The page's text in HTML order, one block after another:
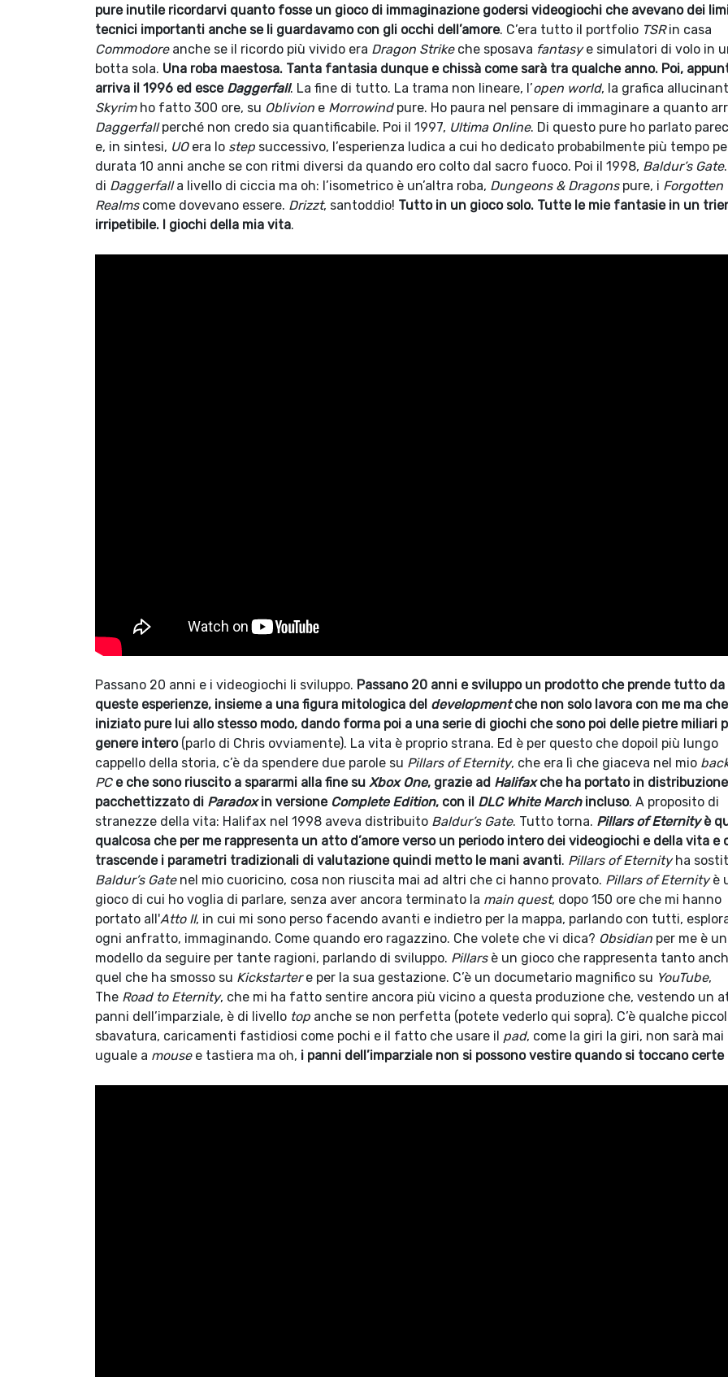
pure inutile ricordarvi quanto fosse un gioco di immaginazione godersi videogiochi che avevano dei
tecnici importanti anche se li guardavamo con gli occhi dell’amore. C’era tutto il portfolio TSRin casa
Commodore anche se il ricordo più vivido era Dragon Strikeche sposava fantasye simulatori di volo in
botta sola. Una roba maestosa. Tanta fantasia dunque e chissà come sarà tra qualche anno. Poi,
arriva il 1996 ed esce Daggerfall. La fine di tutto. La trama non lineare, l’open world, la grafica
Skyrimho fatto 300 ore, su Oblivion e Morrowindpure. Ho paura nel pensare di immaginare a quanto
Daggerfallperché non credo sia quantificabile. Poi il 1997, Ultima Online. Di questo pure ho parlato
e, in sintesi, UO era lo step successivo, l’esperienza ludica a cui ho dedicato probabilmente più tempo
durata 10 anni anche se con ritmi diversi da quando ero colto dal sacro fuoco. Poi il 1998, Baldur’s Gate
di Daggerfalla livello di ciccia ma oh: l’isometrico è un’altra roba, Dungeons & Dragonspure, i Forgotten
Realms come dovevano essere. Drizzt, santoddio! Tutto in un gioco solo. Tutte le mie fantasie in un
irripetibile. I giochi della mia vita.
Passano 20 anni e i videogiochi li sviluppo. Passano 20 anni e sviluppo un prodotto che prende tutto da
queste esperienze, insieme a una figura mitologica del developmentche non solo lavora con me ma
iniziato pure lui allo stesso modo, dando forma poi a una serie di giochi che sono poi delle pietre miliari
genere intero(parlo di Chris ovviamente). La vita è proprio strana. Ed è per questo che dopoil più lungo
cappello della storia, c’è da spendere due parole su Pillars of Eternity, che era lì che giaceva nel mio
PCe che sono riuscito a spararmi alla fine su Xbox One, grazie ad Halifaxche ha portato in
pacchettizzato di Paradoxin versione Complete Edition, con il DLC White Marchincluso. A proposito di
stranezze della vita: Halifax nel 1998 aveva distribuito Baldur’s Gate. Tutto torna. Pillars of Eternityè
qualcosa che per me rappresenta un atto d’amore verso un periodo intero dei videogiochi e della vita e
trascende i parametri tradizionali di valutazione quindi metto le mani avanti. Pillars of Eternityha
Baldur’s Gatenel mio cuoricino, cosa non riuscita mai ad altri che ci hanno provato. Pillars of Eternityè
gioco di cui ho voglia di parlare, senza aver ancora terminato la main quest, dopo 150 ore che mi hanno
portato all'Atto II, in cui mi sono perso facendo avanti e indietro per la mappa, parlando con tutti,
ogni anfratto, immaginando. Come quando ero ragazzino. Che volete che vi dica? Obsidian per me è un
modello da seguire per tante ragioni, parlando di sviluppo. Pillars è un gioco che rappresenta tanto
quel che ha smosso su Kickstartere per la sua gestazione. C’è un documetario magnifico su YouTube,
The Road to Eternity, che mi ha fatto sentire ancora più vicino a questa produzione che, vestendo un
panni dell’imparziale, è di livello top anche se non perfetta (potete vederlo qui sopra). C’è qualche
sbavatura, caricamenti fastidiosi come pochi e il fatto che usare il pad, come la giri la giri, non sarà mai
uguale a mousee tastiera ma oh, i panni dell’imparziale non si possono vestire quando si toccano certe